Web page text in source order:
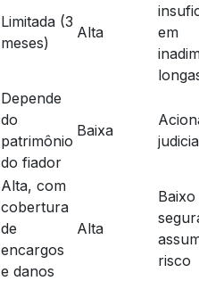
Limitada (3
meses)
Alta
em
Depende
do
patrimônio
do fiador
Baixa
Alta, com
cobertura
de
encargos
e danos
Alta
risco